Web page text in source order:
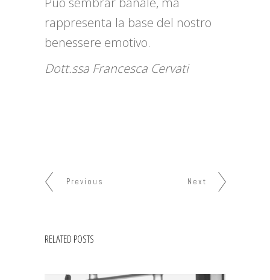
rappresenta la base del nostro
benessere emotivo.
Dott.ssa Francesca Cervati
Previous Next
RELATED POSTS